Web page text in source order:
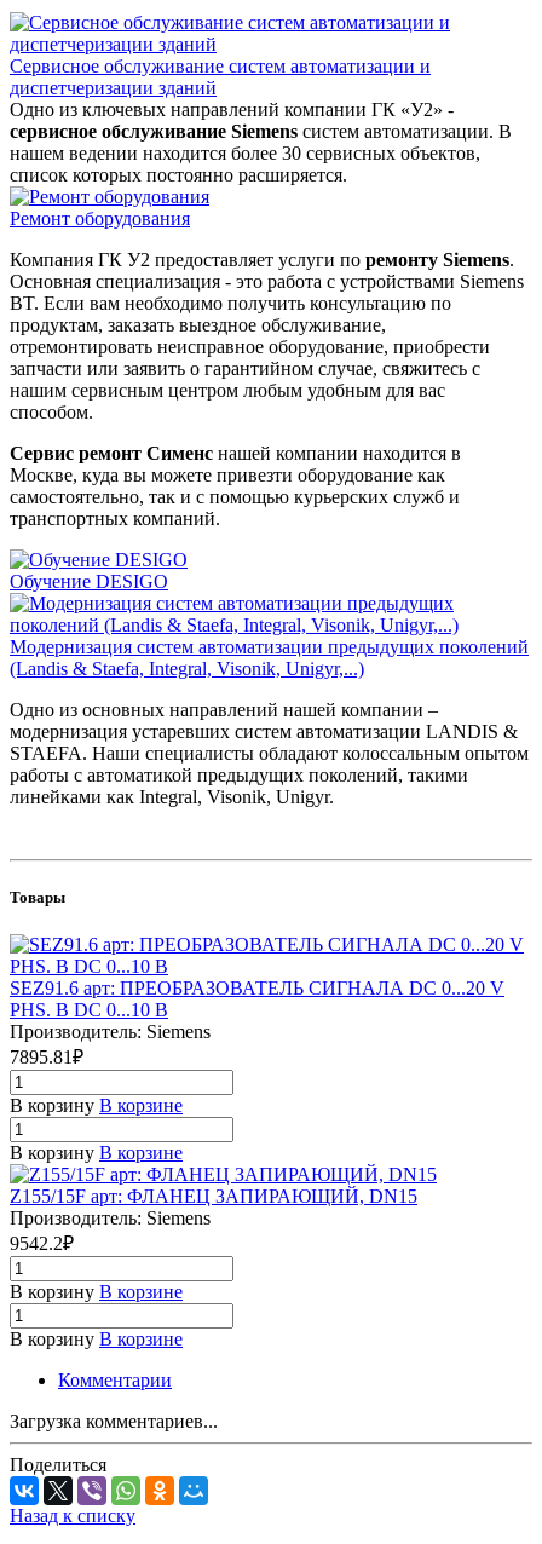
Сервисное обслуживание систем автоматизации и
диспетчеризации зданий
Одно из ключевых направлений компании ГК «У2» -
сервисное обслуживание Siemens систем автоматизации. В
нашем ведении находится более 30 сервисных объектов,
список которых постоянно расширяется.
Ремонт оборудования
Компания ГК У2 предоставляет услуги по ремонту Siemens.
Основная специализация - это работа с устройствами Siemens
BT. Если вам необходимо получить консультацию по
продуктам, заказать выездное обслуживание,
отремонтировать неисправное оборудование, приобрести
запчасти или заявить о гарантийном случае, свяжитесь с
нашим сервисным центром любым удобным для вас
способом.
Сервис ремонт Сименс нашей компании находится в
Москве, куда вы можете привезти оборудование как
самостоятельно, так и с помощью курьерских служб и
транспортных компаний.
Обучение DESIGO
Модернизация систем автоматизации предыдущих поколений
(Landis & Staefa, Integral, Visonik, Unigyr,...)
Одно из основных направлений нашей компании –
модернизация устаревших систем автоматизации LANDIS &
STAEFA. Наши специалисты обладают колоссальным опытом
работы с автоматикой предыдущих поколений, такими
линейками как Integral, Visonik, Unigyr.
Товары
SEZ91.6 арт: ПРЕОБРАЗОВАТЕЛЬ СИГНАЛА DC 0...20 V
PHS. В DC 0...10 В
Производитель: Siemens
7895.81₽
В корзину В корзине
В корзину В корзине
Z155/15F арт: ФЛАНЕЦ ЗАПИРАЮЩИЙ, DN15
Производитель: Siemens
9542.2₽
В корзину В корзине
В корзину В корзине
Комментарии
Загрузка комментариев...
Поделиться
Назад к списку